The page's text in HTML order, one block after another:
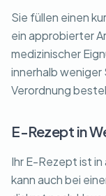
Sie füllen einen
ein approbierter
medizinischer
innerhalb weniger
Verordnung
E-Rezept in
Ihr E-Rezept ist
kann auch bei